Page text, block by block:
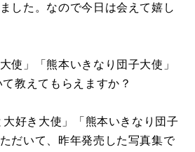
した。なので今日は会えて嬉し
使」「熊本いきなり団子大使」
教えてもらえますか？
好き大使」「熊本いきなり団子
だいて、昨年発売した写真集で